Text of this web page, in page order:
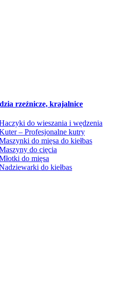
rzeźnicze, krajalnice
do wieszania i wędzenia
– Profesjonalne kutry
do mięsa do kiełbas
do cięcia
do mięsa
do kiełbas